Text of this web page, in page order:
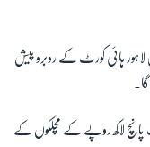
کو پیر افضل قادری لاہور ہائی کورٹ کے روبرو پیش
لاکھ روپے کے مچلکوں کے